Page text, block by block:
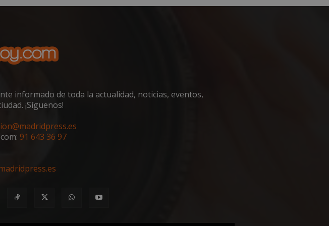
informado de toda la actualidad, noticias, eventos,
¡Síguenos!
91 643 36 97